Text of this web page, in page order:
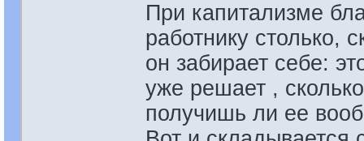
При капитализме
работнику столько,
он забирает себе:
уже решает ,
получишь ли ее